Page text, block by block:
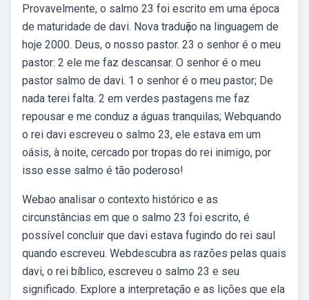
Provavelmente, o salmo 23 foi escrito em uma época
de maturidade de davi. Nova traduҫão na linguagem de
hoje 2000. Deus, o nosso pastor. 23 o senhor é o meu
pastor: 2 ele me faz descansar. O senhor é o meu
pastor salmo de davi. 1 o senhor é o meu pastor; De
nada terei falta. 2 em verdes pastagens me faz
repousar e me conduz a águas tranquilas; Webquando
o rei davi escreveu o salmo 23, ele estava em um
oásis, à noite, cercado por tropas do rei inimigo, por
isso esse salmo é tão poderoso!
Webao analisar o contexto histórico e as
circunstâncias em que o salmo 23 foi escrito, é
possível concluir que davi estava fugindo do rei saul
quando escreveu. Webdescubra as razões pelas quais
davi, o rei bíblico, escreveu o salmo 23 e seu
significado. Explore a interpretação e as lições que ela